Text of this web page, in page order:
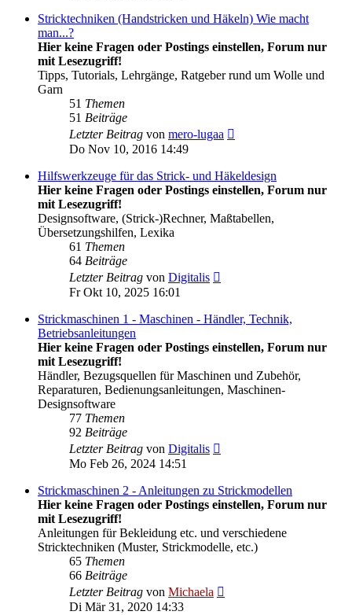
Stricktechniken (Handstricken und Häkeln) Wie macht
man...?
Hier keine Fragen oder Postings einstellen, Forum nur
mit Lesezugriff!
Tipps, Tutorials, Lehrgänge, Ratgeber rund um Wolle und
Garn
51 Themen
51 Beiträge
Letzter Beitrag von mero-lugaa
Do Nov 10, 2016 14:49
Hilfswerkzeuge für das Strick- und Häkeldesign
Hier keine Fragen oder Postings einstellen, Forum nur
mit Lesezugriff!
Designsoftware, (Strick-)Rechner, Maßtabellen,
Übersetzungshilfen, Lexika
61 Themen
64 Beiträge
Letzter Beitrag von Digitalis
Fr Okt 10, 2025 16:01
Strickmaschinen 1 - Maschinen - Händler, Technik,
Betriebsanleitungen
Hier keine Fragen oder Postings einstellen, Forum nur
mit Lesezugriff!
Händler, Bezugsquellen für Maschinen und Zubehör,
Reparaturen, Bedienungsanleitungen, Maschinen-
Designsoftware
77 Themen
92 Beiträge
Letzter Beitrag von Digitalis
Mo Feb 26, 2024 14:51
Strickmaschinen 2 - Anleitungen zu Strickmodellen
Hier keine Fragen oder Postings einstellen, Forum nur
mit Lesezugriff!
Anleitungen für Bekleidung etc. und verschiedene
Stricktechniken (Muster, Strickmodelle, etc.)
65 Themen
66 Beiträge
Letzter Beitrag von Michaela
Di Mär 31, 2020 14:33